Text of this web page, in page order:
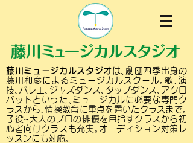
藤川ミュージカルスタジオは､劇団四季出身の
藤川和彦によるミュージカルスクール｡歌､演
技､バレエ､ジャズダンス､タップダンス､アクロ
バットといった､ミュージカルに必要な専門ク
ラスから､情操教育に重点を置いたクラスまで｡
子役~大人のプロの俳優を目指すクラスから初
心者向けクラスも充実｡オーディション対策レ
ッスンにも対応｡